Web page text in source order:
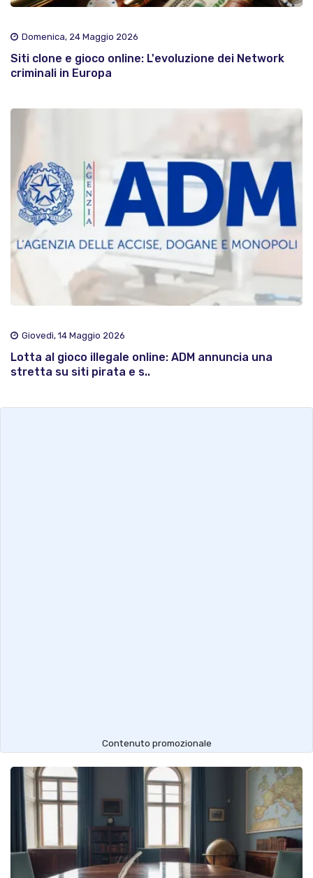
Domenica, 24 Maggio 2026
Siti clone e gioco online: L'evoluzione dei Network
criminali in Europa
Giovedì, 14 Maggio 2026
Lotta al gioco illegale online: ADM annuncia una
stretta su siti pirata e s..
Contenuto promozionale